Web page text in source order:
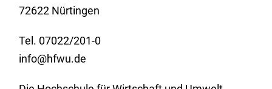
72622 Nürtingen
Tel. 07022/201-0
info@hfwu.de